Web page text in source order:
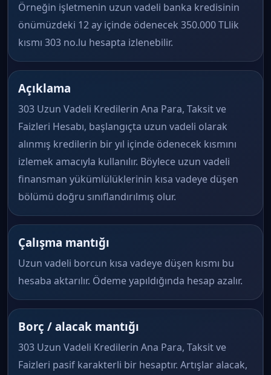
Örneğin işletmenin uzun vadeli banka kredisinin
önümüzdeki 12 ay içinde ödenecek 350.000 TLlik
kısmı 303 no.lu hesapta izlenebilir.
Açıklama
303 Uzun Vadeli Kredilerin Ana Para, Taksit ve
Faizleri Hesabı, başlangıçta uzun vadeli olarak
alınmış kredilerin bir yıl içinde ödenecek kısmını
izlemek amacıyla kullanılır. Böylece uzun vadeli
finansman yükümlülüklerinin kısa vadeye düşen
bölümü doğru sınıflandırılmış olur.
Çalışma mantığı
Uzun vadeli borcun kısa vadeye düşen kısmı bu
hesaba aktarılır. Ödeme yapıldığında hesap azalır.
Borç / alacak mantığı
303 Uzun Vadeli Kredilerin Ana Para, Taksit ve
Faizleri pasif karakterli bir hesaptır. Artışlar alacak,